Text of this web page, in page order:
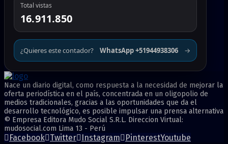
Total vistas
16.911.850
¿Quieres este contador? WhatsApp +51944938306 →
Nace un diario digital, como respuesta a la necesidad de mejorar la
oferta periodística en el país, concentrada en un oligopolio de
medios tradicionales, gracias a las oportunidades que da el
desarrollo tecnológico, es posible impulsar una prensa alternativa
© Empresa Editora Mudo Social S.R.L. Direccion Virtual:
mudosocial.com Lima 13 - Perú
Facebook Twitter Instagram PinterestYoutube